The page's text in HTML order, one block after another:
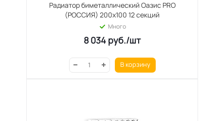
Радиатор биметаллический Оазис PRO
(РОССИЯ) 200х100 12 секций
Много
8 034 руб./шт
В корзину